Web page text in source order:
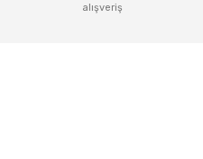
alışveriş